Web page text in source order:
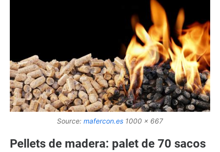
Source: mafercon.es 1000 x 667
Pellets de madera: palet de 70 sacos